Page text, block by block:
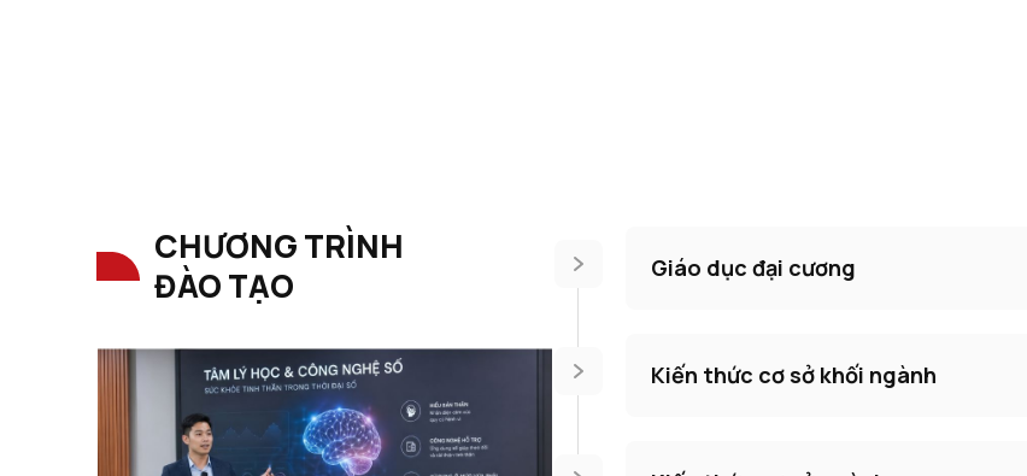
CHƯƠNG TRÌNH
ĐÀO TẠO
Giáo dục đại cương
Kiến thức cơ sở khối ngành